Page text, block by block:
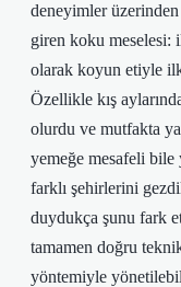
deneyimler
giren koku meselesi:
olarak koyun etiyle
Özellikle kış
olurdu ve mutfakta
yemeğe mesafeli bile
farklı şehirlerini
duydukça şunu fark
tamamen doğru
yöntemiyle